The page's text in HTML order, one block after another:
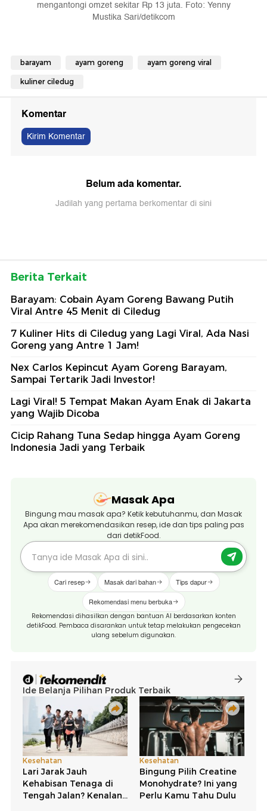
mengantongi omzet sekitar Rp 13 juta. Foto: Yenny
Mustika Sari/detikcom
barayam ayam goreng ayam goreng viral
kuliner ciledug
Komentar
Kirim Komentar
Belum ada komentar.
Jadilah yang pertama berkomentar di sini
Berita Terkait
Barayam: Cobain Ayam Goreng Bawang Putih
Viral Antre 45 Menit di Ciledug
7 Kuliner Hits di Ciledug yang Lagi Viral, Ada Nasi
Goreng yang Antre 1 Jam!
Nex Carlos Kepincut Ayam Goreng Barayam,
Sampai Tertarik Jadi Investor!
Lagi Viral! 5 Tempat Makan Ayam Enak di Jakarta
yang Wajib Dicoba
Cicip Rahang Tuna Sedap hingga Ayam Goreng
Indonesia Jadi yang Terbaik
Masak Apa
Bingung mau masak apa? Ketik kebutuhanmu, dan Masak
Apa akan merekomendasikan resep, ide dan tips paling pas
dari detikFood.
Cari resep Masak dari bahan Tips dapur
Rekomendasi menu berbuka
Rekomendasi dihasilkan dengan bantuan AI berdasarkan konten
detikFood. Pembaca disarankan untuk tetap melakukan pengecekan
ulang sebelum digunakan.